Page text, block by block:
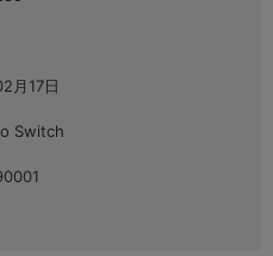
月17日
Switch